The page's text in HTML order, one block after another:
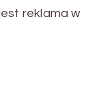
reklama w